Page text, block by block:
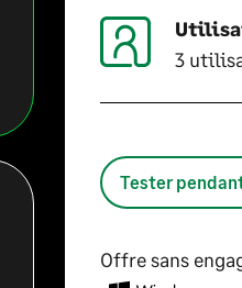
3
Tester
Offre sans